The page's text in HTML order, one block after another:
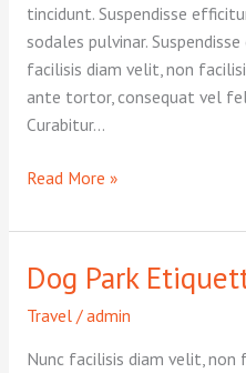
tincidunt. Suspendisse
sodales pulvinar.
facilisis diam velit, non
ante tortor, consequat vel
Curabitur…
Flea
Tick
in
CT
Read More »
Dog Park
Travel/admin
Nunc facilisis diam velit,